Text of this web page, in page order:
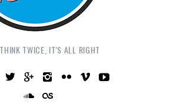
TWICE, IT'S ALL RIGHT